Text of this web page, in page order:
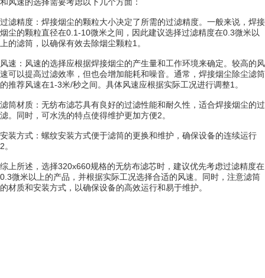
过滤精度：焊接烟尘的颗粒大小决定了所需的过滤精度。一般来说，焊接
烟尘的颗粒直径在0.1-10微米之间，因此建议选择过滤精度在0.3微米以
上的滤筒，以确保有效去除烟尘颗粒1。
风速：风速的选择应根据焊接烟尘的产生量和工作环境来确定。较高的风
速可以提高过滤效率，但也会增加能耗和噪音。通常，焊接烟尘除尘滤筒
的推荐风速在1-3米/秒之间。具体风速应根据实际工况进行调整1。
滤筒材质：无纺布滤芯具有良好的过滤性能和耐久性，适合焊接烟尘的过
滤。同时，可水洗的特点使得维护更加方便2。
安装方式：螺纹安装方式便于滤筒的更换和维护，确保设备的连续运行
2。
综上所述，选择320x660规格的无纺布滤芯时，建议优先考虑过滤精度在
0.3微米以上的产品，并根据实际工况选择合适的风速。同时，注意滤筒
的材质和安装方式，以确保设备的高效运行和易于维护。